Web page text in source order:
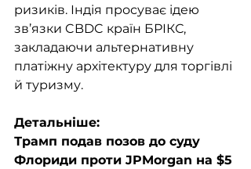
ризиків. Індія просуває ідею
зв’язки CBDC країн БРІКС,
закладаючи альтернативну
платіжну архітектуру для торгівлі
й туризму.
Детальніше:
Трамп подав позов до суду
Флориди проти JPMorgan на $5